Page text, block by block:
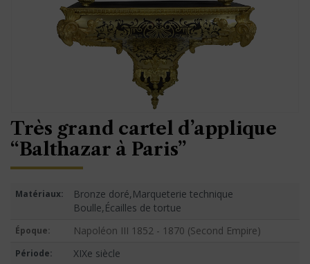
Très grand cartel d’applique
“Balthazar à Paris”
Matériaux:
Bronze doré,Marqueterie technique
Boulle,Écailles de tortue
Époque: Napoléon III 1852 - 1870 (Second Empire)
Période: XIXe siècle